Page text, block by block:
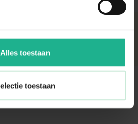
Alles toestaan
toestaan
om de beste kwaliteit